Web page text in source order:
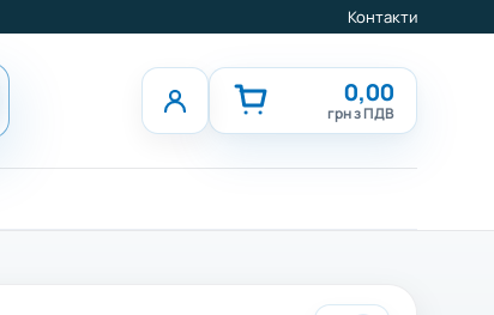
Контакти
0,00
грн з ПДВ